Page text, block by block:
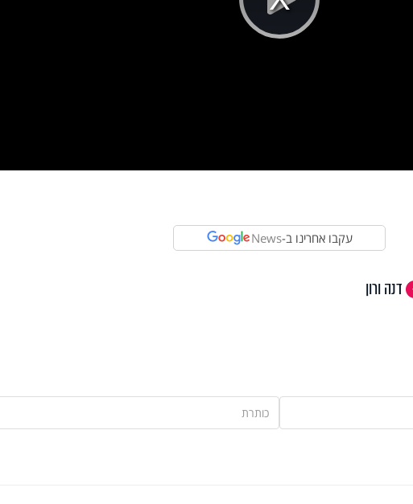
Play
עקבו אחרינו ב-News
דנה ורון